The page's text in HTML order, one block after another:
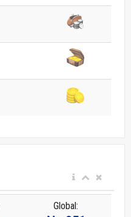
Global: